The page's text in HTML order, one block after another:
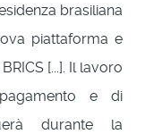
brasiliana
piattaforma e
[...]. Il lavoro
e di
durante la